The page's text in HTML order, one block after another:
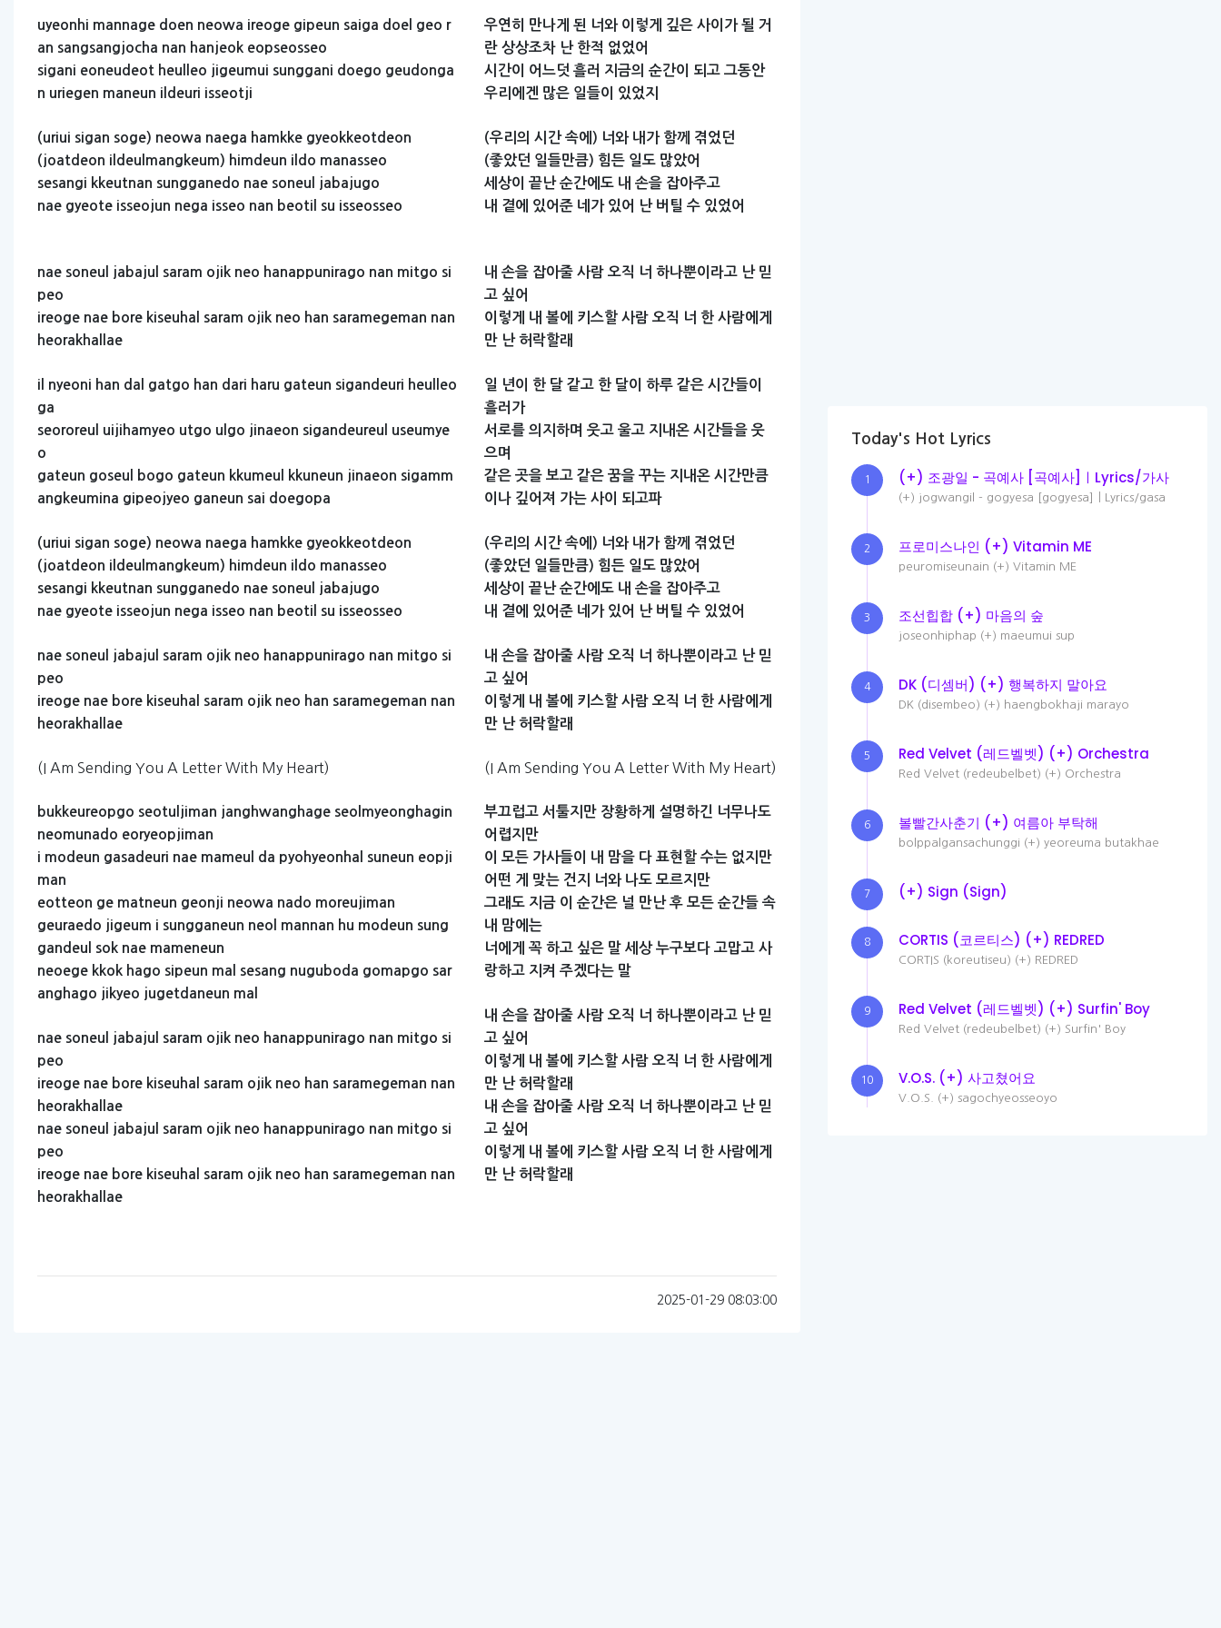
uyeonhi mannage doen neowa ireoge gipeun saiga doel geo r
an sangsangjocha nan hanjeok eopseosseo
sigani eoneudeot heulleo jigeumui sunggani doego geudonga
n uriegen maneun ildeuri isseotji
(uriui sigan soge) neowa naega hamkke gyeokkeotdeon
(joatdeon ildeulmangkeum) himdeun ildo manasseo
sesangi kkeutnan sungganedo nae soneul
jabajugo
nae gyeote isseojun nega isseo nan beotil su isseosseo
nae soneul jabajul saram ojik neo hanappunirago nan mitgo si
peo
ireoge nae bore kiseuhal saram ojik neo han saramegeman nan
heorakhallae
il nyeoni han dal gatgo han dari haru gateun sigandeuri heulleo
ga
seororeul
uijihamyeo utgo ulgo jinaeon sigandeureul
useumye
o
gateun goseul bogo gateun kkumeul kkuneun jinaeon sigamm
angkeumina gipeojyeo ganeun sai doegopa
(uriui sigan soge) neowa naega hamkke gyeokkeotdeon
(joatdeon ildeulmangkeum) himdeun ildo manasseo
sesangi kkeutnan sungganedo nae soneul
jabajugo
nae gyeote isseojun nega isseo nan beotil su isseosseo
nae soneul jabajul saram ojik neo hanappunirago nan mitgo si
peo
ireoge nae bore kiseuhal saram ojik neo han saramegeman nan
heorakhallae
(I Am Sending You A Letter With My Heart)
bukkeureopgo seotuljiman janghwanghage seolmyeonghagin
neomunado eoryeopjiman
i modeun gasadeuri nae mameul da pyohyeonhal suneun eopji
man
eotteon ge matneun geonji neowa nado moreujiman
geuraedo jigeum i sungganeun neol mannan hu modeun sung
gandeul
sok nae mameneun
neoege kkok hago sipeun mal sesang nuguboda gomapgo sar
anghago jikyeo jugetdaneun mal
nae soneul jabajul saram ojik neo hanappunirago nan mitgo si
peo
ireoge nae bore kiseuhal saram ojik neo han saramegeman nan
heorakhallae
nae soneul jabajul saram ojik neo hanappunirago nan mitgo si
peo
ireoge nae bore kiseuhal saram ojik neo han saramegeman nan
heorakhallae
우연히 만나게 된 너와 이렇게 깊은 사이가 될 거
란 상상조차 난 한적 없었어
시간이
어느덧 흘러 지금의 순간이 되고 그동안
우리에겐 많은 일들이 있었지
(우리의 시간 속에) 너와 내가 함께
겪었던
(좋았던 일들만큼) 힘든 일도 많았어
세상이
끝난 순간에도 내 손을 잡아주고
내 곁에 있어준 네가 있어 난 버틸 수 있었어
내 손을 잡아줄 사람 오직 너 하나뿐이라고 난 믿
고 싶어
이렇게
내 볼에 키스할 사람 오직 너 한 사람에게
만 난 허락할래
일 년이 한 달 같고 한 달이 하루 같은 시간들이
흘러가
서로를 의지하며 웃고 울고 지내온 시간들을 웃
으며
같은 곳을 보고 같은 꿈을 꾸는 지내온 시간만큼
이나 깊어져 가는 사이 되고파
(우리의 시간 속에) 너와 내가 함께
겪었던
(좋았던 일들만큼) 힘든 일도 많았어
세상이
끝난 순간에도 내 손을 잡아주고
내 곁에 있어준 네가 있어 난 버틸 수 있었어
내 손을 잡아줄 사람 오직 너 하나뿐이라고 난 믿
고 싶어
이렇게
내 볼에 키스할 사람 오직 너 한 사람에게
만 난 허락할래
(I Am Sending You A Letter With My Heart)
부끄럽고 서툴지만 장황하게 설명하긴 너무나도
어렵지만
이
모든 가사들이 내 맘을 다 표현할 수는 없지만
어떤 게 맞는 건지 너와 나도 모르지만
그래도 지금 이 순간은 널 만난 후 모든 순간들 속
내 맘에는
너에게
꼭 하고 싶은 말 세상 누구보다 고맙고 사
랑하고 지켜 주겠다는 말
내 손을 잡아줄 사람 오직 너 하나뿐이라고 난 믿
고 싶어
이렇게
내 볼에 키스할 사람 오직 너 한 사람에게
만 난 허락할래
내 손을 잡아줄 사람 오직 너 하나뿐이라고 난 믿
고 싶어
이렇게
내 볼에 키스할 사람 오직 너 한 사람에게
만 난 허락할래
2025-01-29 08:03:00
Today's Hot Lyrics
1 (+) 조광일 - 곡예사 [곡예사]ㅣLyrics/가사
(+) jogwangil - gogyesa [gogyesa]ㅣLyrics/gasa
2 프로미스나인 (+) Vitamin ME
peuromiseunain (+) Vitamin ME
3 조선힙합 (+) 마음의 숲
joseonhiphap (+) maeumui sup
4 DK (디셈버) (+) 행복하지 말아요
DK (disembeo) (+) haengbokhaji marayo
5 Red Velvet (레드벨벳) (+) Orchestra
Red Velvet (redeubelbet) (+) Orchestra
6 볼빨간사춘기 (+) 여름아 부탁해
bolppalgansachunggi (+) yeoreuma butakhae
7 (+) Sign (Sign)
8 CORTIS (코르티스) (+) REDRED
CORTIS (koreutiseu) (+) REDRED
9 Red Velvet (레드벨벳) (+) Surfin' Boy
Red Velvet (redeubelbet) (+) Surfin' Boy
10 V.O.S. (+) 사고쳤어요
V.O.S. (+) sagochyeosseoyo